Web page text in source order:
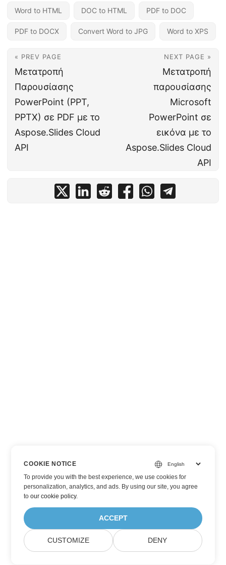
Word to HTML DOC to HTML PDF to DOC
PDF to DOCX Convert Word to JPG Word to XPS
« PREV PAGE
Μετατροπή
Παρουσίασης
PowerPoint (PPT,
PPTX) σε PDF με το
Aspose.Slides Cloud
API
NEXT PAGE »
Μετατροπή
παρουσίασης
Microsoft
PowerPoint σε
εικόνα με το
Aspose.Slides Cloud
API
COOKIE NOTICE
To provide you with the best experience, we use cookies for
personalization, analytics, and ads. By using our site, you agree
toour cookie policy.
ACCEPT
CUSTOMIZE DENY